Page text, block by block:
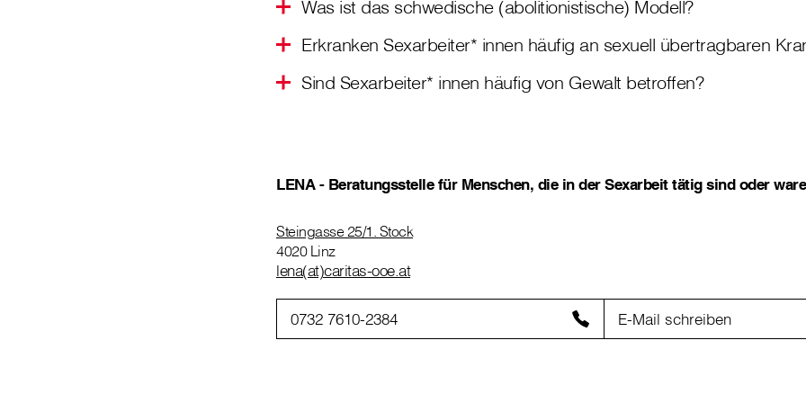
Was ist das schwedische (abolitionistische) Modell?
Erkranken Sexarbeiter* innen häufig an sexuell übertragbaren
Sind Sexarbeiter* innen häufig von Gewalt betroffen?
LENA - Beratungsstelle für Menschen, die in der Sexarbeit tätig sind oder
Steingasse 25/1. Stock
4020 Linz
lena(at)caritas-ooe.at
0732 7610-2384 E-Mail schreiben